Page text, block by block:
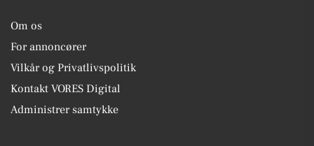
Om os
For annoncører
Vilkår og Privatlivspolitik
Kontakt VORES Digital
Administrer samtykke